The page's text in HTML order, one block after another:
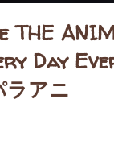
THE
Day
ラアニ